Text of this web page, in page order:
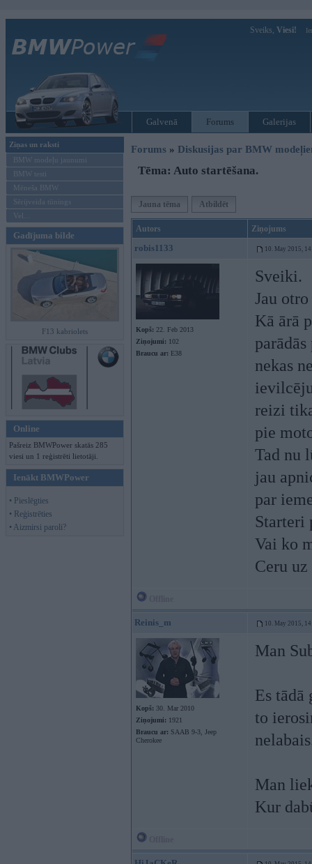
Sveiks, Viesi!
Galvenā Forums Galerijas
Ziņas un raksti
BMW modeļu jaunumi
BMW testi
Mēneša BMW
Sērijveida tūnings
Vel...
Gadījuma bilde
F13 kabriolets
Online
Pašreiz BMWPower skatās 285
viesi un 1 reģistrēti lietotāji.
Ienākt BMWPower
• Pieslēgties
• Reģistrēties
• Aizmirsi paroli?
Forums » Diskusijas par BMW
Tēma: Auto startēšana.
Jauna tēma Atbildēt
Autors Ziņojums
robis1133 10. May 2015,
Kopš: 22. Feb 2013
Ziņojumi: 102
Braucu ar: E38
Sveiki.
Jau
Kā ārā
nekas
reizi
pie
Tad nu
jau
par
Starteri
Vai ko
Ceru
Reinis_m 10. May 2015,
Kopš: 30. Mar 2010
Ziņojumi: 1921
Braucu ar: SAAB 9-3, Jeep
Cherokee
Man
Es tādā
to
Man
Kur